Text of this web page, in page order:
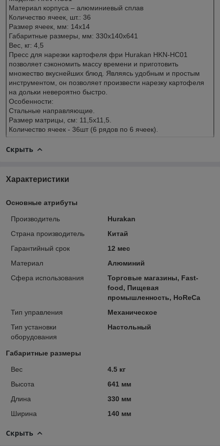
Материал корпуса – алюминиевый сплав
Количество ячеек, шт.: 36
Размер ячеек, мм: 14х14
Габаритные размеры, мм: 330x140x641
Вес, кг: 4,5
Пресс для нарезки картофеля фри Hurakan HKN-HC01
позволяет сэкономить массу времени и приготовить
множество вкуснейших блюд. Являясь удобным и простым
инструментом, он позволяет произвести нарезку картофеля
на дольки невероятно быстро.
Особенности:
Стальные направляющие.
Размер матрицы, см: 11,5х11,5.
Количество ячеек - 36шт (6 рядов по 6 ячеек).
Скрыть
Характеристики
Основные атрибуты
Производитель
Hurakan
Страна производитель
Китай
Гарантийный срок
12 мес
Материал
Алюминий
Сфера использования
Торговые магазины, Fast-
food, Пищевая
промышленность, HoReCa
Тип управления
Механическое
Тип установки
оборудования
Настольный
Габаритные размеры
Вес
4.5 кг
Высота
641 мм
Длина
330 мм
Ширина
140 мм
Скрыть